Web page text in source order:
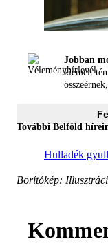
Jobban
kiemelt
További Belföld
Hulladék
Borítókép: